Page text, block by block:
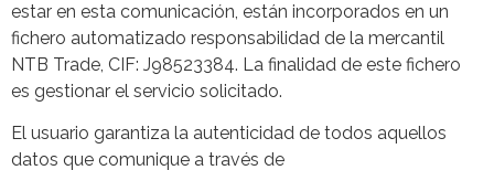
estar en esta comunicación, están incorporados en un
fichero automatizado responsabilidad de la mercantil
NTB Trade, CIF: J98523384. La finalidad de este fichero
es gestionar el servicio solicitado.
El usuario garantiza la autenticidad de todos aquellos
datos que comunique a través de